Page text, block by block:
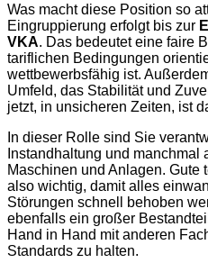
Was macht diese Position so
Eingruppierung erfolgt bis zur
VKA. Das bedeutet eine faire
tariflichen Bedingungen
wettbewerbsfähig ist.
Umfeld, das Stabilität und
jetzt, in unsicheren Zeiten, ist
In dieser Rolle sind Sie
Instandhaltung und manchmal
Maschinen und Anlagen. Gute
also wichtig, damit alles
Störungen schnell behoben
ebenfalls ein großer
Hand in Hand mit anderen
Standards zu halten.